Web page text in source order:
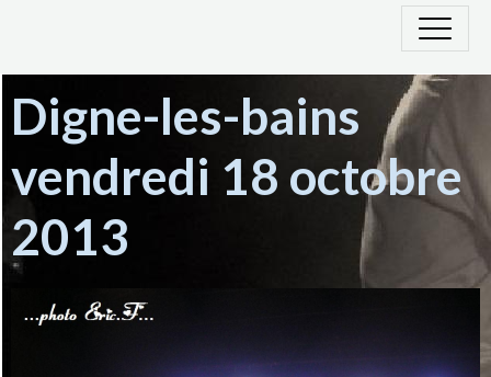
Digne-les-bains
vendredi 18 octobre
2013